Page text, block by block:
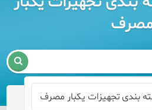

بندی تجهیزات یکبار مصرف